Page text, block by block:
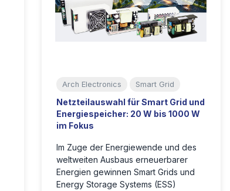
Arch Electronics Smart Grid
Netzteilauswahl für Smart Grid und
Energiespeicher: 20 W bis 1000 W
im Fokus
Im Zuge der Energiewende und des
weltweiten Ausbaus erneuerbarer
Energien gewinnen Smart Grids und
Energy Storage Systems (ESS)